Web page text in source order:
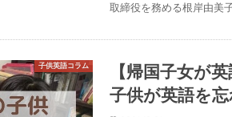
取締役を務める根岸由美
子供英語コラム
【帰国子女が
子供が英語を